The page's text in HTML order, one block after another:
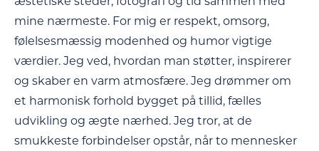
mine nærmeste. For mig er respekt, omsorg,
følelsesmæssig modenhed og humor vigtige
værdier. Jeg ved, hvordan man støtter, inspirerer
og skaber en varm atmosfære. Jeg drømmer om
et harmonisk forhold bygget på tillid, fælles
udvikling og ægte nærhed. Jeg tror, at de
smukkeste forbindelser opstår, når to mennesker